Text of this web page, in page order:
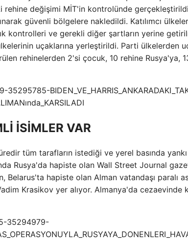
rehine değişimi MİT'in kontrolünde
güvenli bölgelere nakledildi. Katılımcı
kontrolleri ve gerekli diğer şartların yerine
uçaklarına yerleştirildi. Parti ülkelerden
rehinelerden 2'si çocuk, 10 rehine Rusya'ya,
İSİMLER VAR
tüm tarafların istediği ve yerel basında
Rusya'da hapiste olan Wall Street Journal
Belarus'ta hapiste olan Alman vatandaşı paralı
Krasikov yer alıyor. Almanya'da cezaevinde